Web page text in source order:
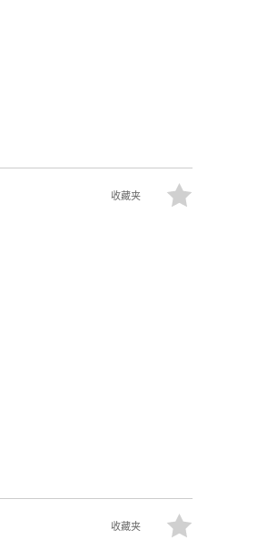
收藏夹
收藏夹